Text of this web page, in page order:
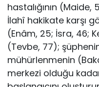
hastalığının (Maide,
İlahî hakikate karşı
(Enâm, 25; İsra, 46;
(Tevbe, 77);
mühürlenmenin
merkezi olduğu